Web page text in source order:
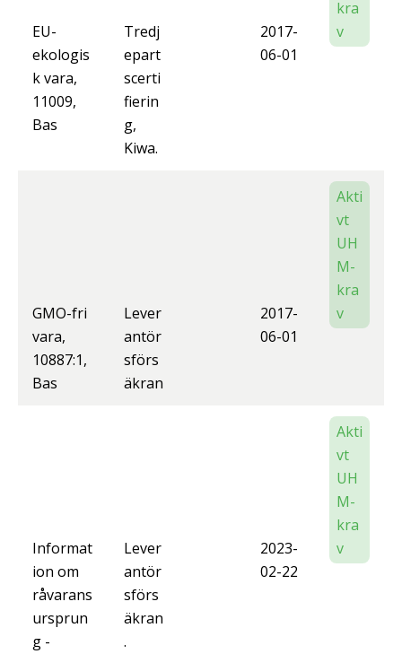
EU-
ekologis
k vara,
11009,
Bas
Tredj
epart
scerti
fierin
g,
Kiwa.
2017-
06-01
kra
v
GMO-fri
vara,
10887:1,
Bas
Lever
antör
sförs
äkran
2017-
06-01
Akti
vt
UH
M-
kra
v
Informat
ion om
råvarans
ursprun
g -
Lever
antör
sförs
äkran
.
2023-
02-22
Akti
vt
UH
M-
kra
v